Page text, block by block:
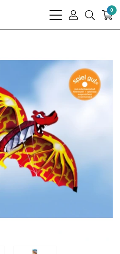
bars
user
search
0